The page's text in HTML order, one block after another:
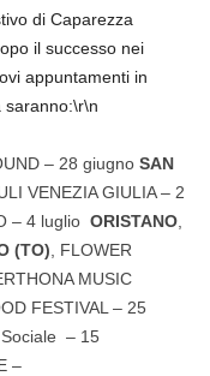
di Caparezza
il successo nei
appuntamenti in
saranno:\r\n
– 28 giugno SAN
VENEZIA GIULIA – 2
– 4 luglio ORISTANO
(TO) , FLOWER
MUSIC
FESTIVAL – 25
Sociale – 15
–